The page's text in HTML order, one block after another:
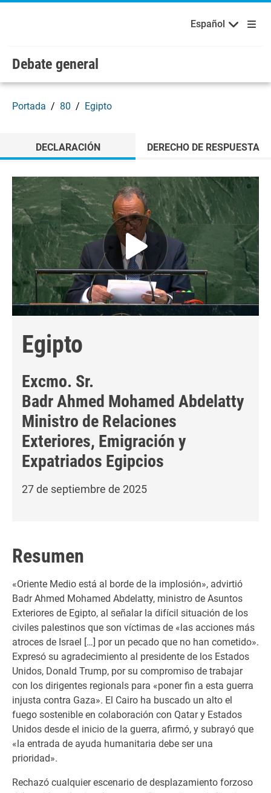
Skip to main content / navigation
Bienvenidos a las Naciones Unidas
Español
Debate general
Portada 80 Egipto
DECLARACIÓN DERECHO DE RESPUESTA
Egipto
Excmo. Sr.
Badr Ahmed Mohamed Abdelatty
Ministro de Relaciones
Exteriores, Emigración y
Expatriados Egipcios
27 de septiembre de 2025
Resumen
«Oriente Medio está al borde de la implosión», advirtió
Badr Ahmed Mohamed Abdelatty, ministro de Asuntos
Exteriores de Egipto, al señalar la difícil situación de los
civiles palestinos que son víctimas de «las acciones más
atroces de Israel […] por un pecado que no han cometido».
Expresó su agradecimiento al presidente de los Estados
Unidos, Donald Trump, por su compromiso de trabajar
con los dirigentes regionals para «poner fin a esta guerra
injusta contra Gaza». El Cairo ha buscado un alto el
fuego sostenible en colaboración con Qatar y Estados
Unidos desde el inicio de la guerra, afirmó, y subrayó que
«la entrada de ayuda humanitaria debe ser una
prioridad».
Rechazó cualquier escenario de desplazamiento forzoso